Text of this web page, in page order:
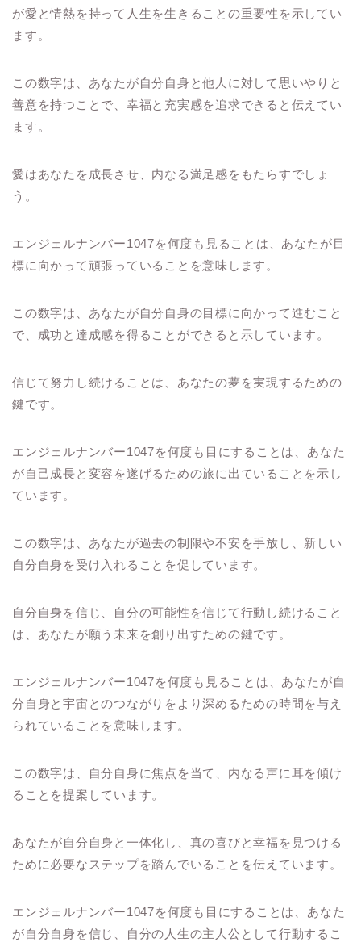
が愛と情熱を持って人生を生きることの重要性を示してい
ます。
この数字は、あなたが自分自身と他人に対して思いやりと
善意を持つことで、幸福と充実感を追求できると伝えてい
ます。
愛はあなたを成長させ、内なる満足感をもたらすでしょ
う。
エンジェルナンバー1047を何度も見ることは、あなたが目
標に向かって頑張っていることを意味します。
この数字は、あなたが自分自身の目標に向かって進むこと
で、成功と達成感を得ることができると示しています。
信じて努力し続けることは、あなたの夢を実現するための
鍵です。
エンジェルナンバー1047を何度も目にすることは、あなた
が自己成長と変容を遂げるための旅に出ていることを示し
ています。
この数字は、あなたが過去の制限や不安を手放し、新しい
自分自身を受け入れることを促しています。
自分自身を信じ、自分の可能性を信じて行動し続けること
は、あなたが願う未来を創り出すための鍵です。
エンジェルナンバー1047を何度も見ることは、あなたが自
分自身と宇宙とのつながりをより深めるための時間を与え
られていることを意味します。
この数字は、自分自身に焦点を当て、内なる声に耳を傾け
ることを提案しています。
あなたが自分自身と一体化し、真の喜びと幸福を見つける
ために必要なステップを踏んでいることを伝えています。
エンジェルナンバー1047を何度も目にすることは、あなた
が自分自身を信じ、自分の人生の主人公として行動するこ